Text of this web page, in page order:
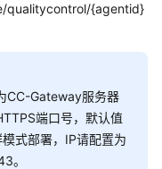
qualitycontrol/{agentid}
CC-Gateway服务器
端口号，默认值
式部署，IP请配置为
。